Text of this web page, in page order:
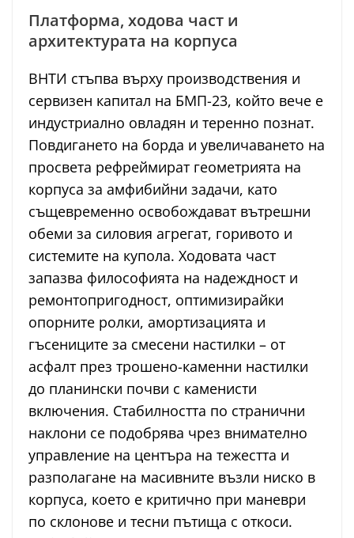
Платформа, ходова част и
архитектурата на корпуса
ВНТИ стъпва върху производствения и
сервизен капитал на БМП-23, който вече е
индустриално овладян и теренно познат.
Повдигането на борда и увеличаването на
просвета рефреймират геометрията на
корпуса за амфибийни задачи, като
същевременно освобождават вътрешни
обеми за силовия агрегат, горивото и
системите на купола. Ходовата част
запазва философията на надеждност и
ремонтопригодност, оптимизирайки
опорните ролки, амортизацията и
гъсениците за смесени настилки – от
асфалт през трошено-каменни настилки
до планински почви с каменисти
включения. Стабилността по странични
наклони се подобрява чрез внимателно
управление на центъра на тежестта и
разполагане на масивните възли ниско в
корпуса, което е критично при маневри
по склонове и тесни пътища с откоси.